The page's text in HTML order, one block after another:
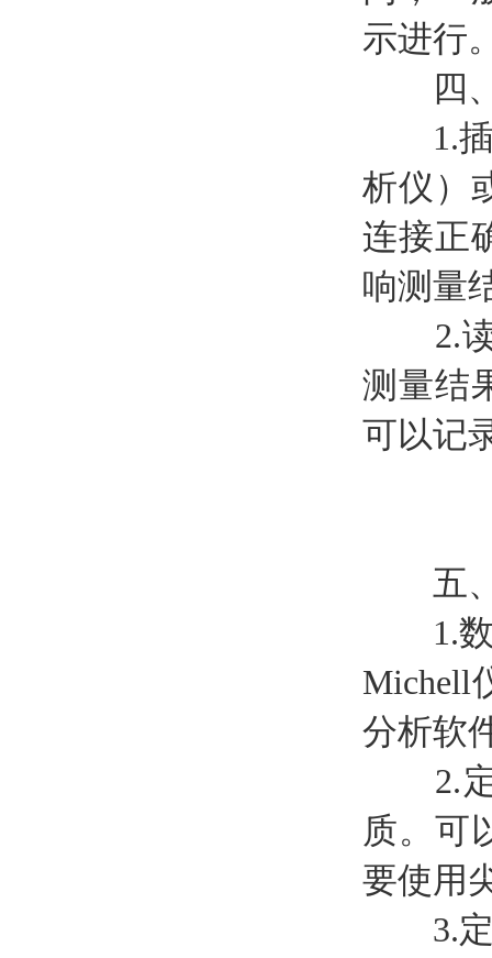
示进行
四、
1.插
析仪）
连接正
响测量
2.读
测量结
可以记
五、
1.数
Michell
分析软
2.定
质。可
要使用
3.定